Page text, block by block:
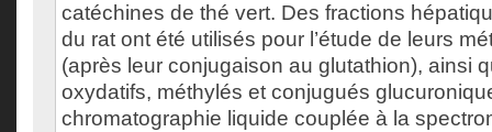
catéchines de thé vert. Des fractions
du rat ont été utilisés pour l’étude de leurs
(après leur conjugaison au glutathion), ainsi
oxydatifs, méthylés et conjugués
chromatographie liquide couplée à la